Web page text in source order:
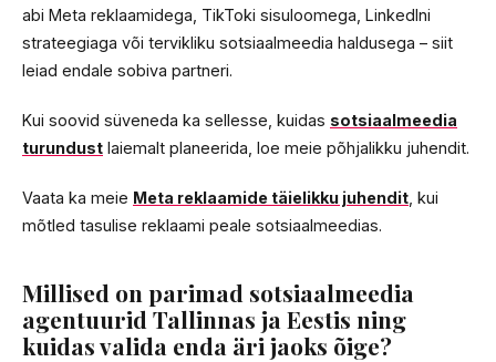
abi Meta reklaamidega, TikToki sisuloomega, LinkedIni
strateegiaga või tervikliku sotsiaalmeedia haldusega – siit
leiad endale sobiva partneri.
Kui soovid süveneda ka sellesse, kuidas sotsiaalmeedia
turundust laiemalt planeerida, loe meie põhjalikku juhendit.
Vaata ka meie Meta reklaamide täielikku juhendit , kui
mõtled tasulise reklaami peale sotsiaalmeedias.
Millised on parimad sotsiaalmeedia
agentuurid Tallinnas ja Eestis ning
kuidas valida enda äri jaoks õige?